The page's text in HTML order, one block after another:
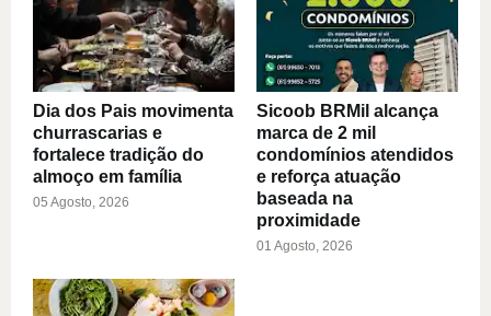
Dia dos Pais movimenta
churrascarias e
fortalece tradição do
almoço em família
05 Agosto, 2026
Sicoob BRMil alcança
marca de 2 mil
condomínios atendidos
e reforça atuação
baseada na
proximidade
01 Agosto, 2026